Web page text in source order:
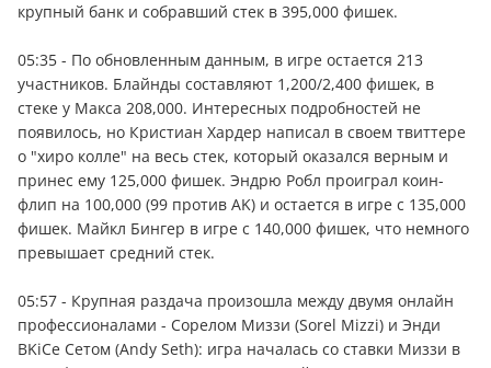
крупный банк и собравший стек в 395,000 фишек.
05:35 - По обновленным данным, в игре остается 213
участников. Блайнды составляют 1,200/2,400 фишек, в
стеке у Макса 208,000. Интересных подробностей не
появилось, но Кристиан Хардер написал в своем твиттере
о "хиро колле" на весь стек, который оказался верным и
принес ему 125,000 фишек. Эндрю Робл проиграл коин-
флип на 100,000 (99 против AK) и остается в игре с 135,000
фишек. Майкл Бингер в игре с 140,000 фишек, что немного
превышает средний стек.
05:57 - Крупная раздача произошла между двумя онлайн
профессионалами - Сорелом Миззи (Sorel Mizzi) и Энди
BKiCe Сетом (Andy Seth): игра началась со ставки Миззи в